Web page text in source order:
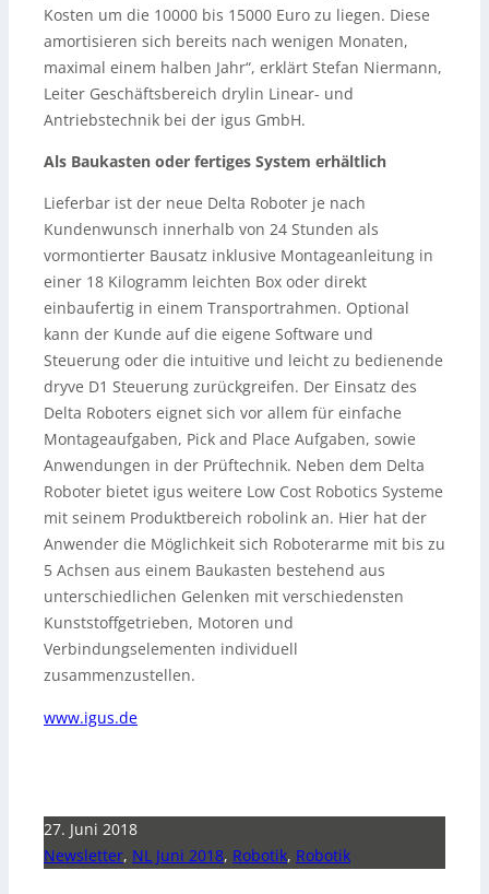
Kosten um die 10000 bis 15000 Euro zu liegen. Diese
amortisieren sich bereits nach wenigen Monaten,
maximal einem halben Jahr“, erklärt Stefan Niermann,
Leiter Geschäftsbereich drylin Linear- und
Antriebstechnik bei der igus GmbH.
Als Baukasten oder fertiges System erhältlich
Lieferbar ist der neue Delta Roboter je nach
Kundenwunsch innerhalb von 24 Stunden als
vormontierter Bausatz inklusive Montageanleitung in
einer 18 Kilogramm leichten Box oder direkt
einbaufertig in einem Transportrahmen. Optional
kann der Kunde auf die eigene Software und
Steuerung oder die intuitive und leicht zu bedienende
dryve D1 Steuerung zurückgreifen. Der Einsatz des
Delta Roboters eignet sich vor allem für einfache
Montageaufgaben, Pick and Place Aufgaben, sowie
Anwendungen in der Prüftechnik. Neben dem Delta
Roboter bietet igus weitere Low Cost Robotics Systeme
mit seinem Produktbereich robolink an. Hier hat der
Anwender die Möglichkeit sich Roboterarme mit bis zu
5 Achsen aus einem Baukasten bestehend aus
unterschiedlichen Gelenken mit verschiedensten
Kunststoffgetrieben, Motoren und
Verbindungselementen individuell
zusammenzustellen.
www.igus.de
27. Juni 2018
Newsletter, NL Juni 2018, Robotik, Robotik